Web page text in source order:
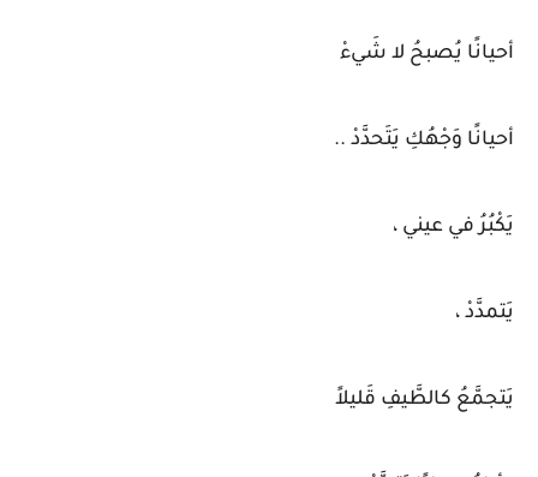
أحيانًا يُصبحُ لا شَيءْ
أحيانًا وَجْهُكِ يَتَحدَّدْ ..
يَكْبُرُ في عيني ،
يَتمدَّدْ ،
يَتجمَّعُ كالطَّيفِ قَليلاً